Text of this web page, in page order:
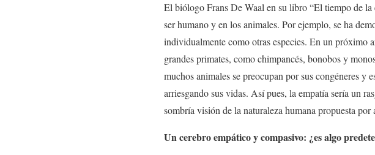
El biólogo Frans De Waal en su libro “El tiempo de
ser humano y en los animales. Por ejemplo, se ha
individualmente como otras especies. En un próximo
grandes primates, como chimpancés, bonobos y
muchos animales se preocupan por sus congéneres y
arriesgando sus vidas. Así pues, la empatía sería un
sombría visión de la naturaleza humana propuesta
Un cerebro empático y compasivo: ¿es algo